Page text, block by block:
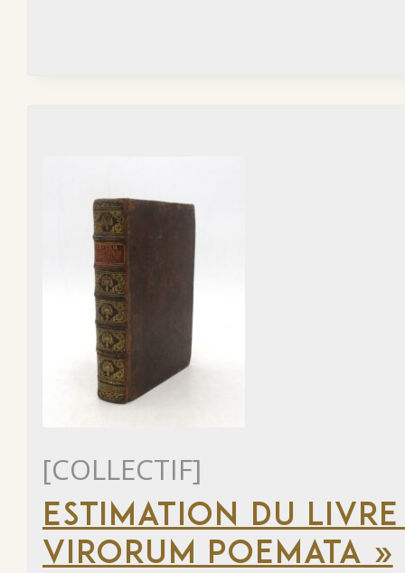
[COLLECTIF]
ESTIMATION DU
VIRORUM POEMATA »